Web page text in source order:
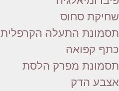
שחיקת סחוס
תסמונת התעלה הקרפלית
כתף קפואה
תסמונת מפרק הלסת
אצבע הדק